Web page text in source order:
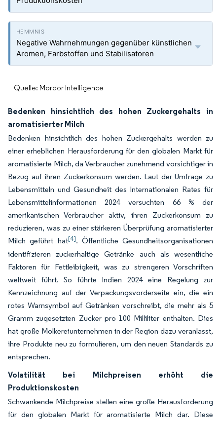
Negative Wahrnehmungen gegenüber künstlichen
Aromen, Farbstoffen und Stabilisatoren
Quelle: Mordor Intelligence
Bedenken hinsichtlich des hohen Zuckergehalts in
aromatisierter Milch
Bedenken hinsichtlich des hohen Zuckergehalts werden zu
einer erheblichen Herausforderung für den globalen Markt für
aromatisierte Milch, da Verbraucher zunehmend vorsichtiger in
Bezug auf ihren Zuckerkonsum werden. Laut der Umfrage zu
Lebensmitteln und Gesundheit des Internationalen Rates für
Lebensmittelinformationen 2024 versuchten 66 % der
amerikanischen Verbraucher aktiv, ihren Zuckerkonsum zu
reduzieren, was zu einer stärkeren Überprüfung aromatisierter
Milch geführt hat[4]. Öffentliche Gesundheitsorganisationen
identifizieren zuckerhaltige Getränke auch als wesentliche
Faktoren für Fettleibigkeit, was zu strengeren Vorschriften
weltweit führt. So führte Indien 2024 eine Regelung zur
Kennzeichnung auf der Verpackungsvorderseite ein, die ein
rotes Warnsymbol auf Getränken vorschreibt, die mehr als 5
Gramm zugesetzten Zucker pro 100 Milliliter enthalten. Dies
hat große Molkereiunternehmen in der Region dazu veranlasst,
ihre Produkte neu zu formulieren, um den neuen Standards zu
entsprechen.
Volatilität bei Milchpreisen erhöht die
Produktionskosten
Schwankende Milchpreise stellen eine große Herausforderung
für den globalen Markt für aromatisierte Milch dar. Diese